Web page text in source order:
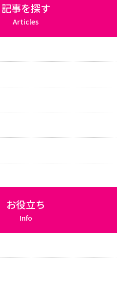
記事を探す
Articles
お役立ち
Info